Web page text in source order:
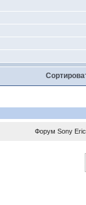
Форум Sony